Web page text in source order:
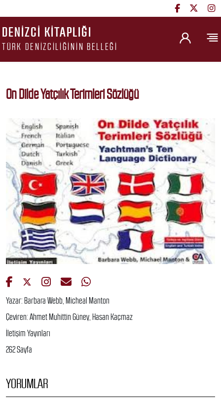
DENIZCI KITAPLIĞI
TÜRK DENIZCILIĞININ BELLEĞI
On Dilde Yatçılık Terimleri Sözlüğü
Yazar: Barbara Webb, Micheal Manton
Çeviren: Ahmet Muhittin Güney, Hasan Kaçmaz
İletişim Yayınları
262 Sayfa
YORUMLAR